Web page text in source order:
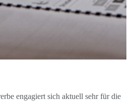
engagiert sich aktuell sehr für die